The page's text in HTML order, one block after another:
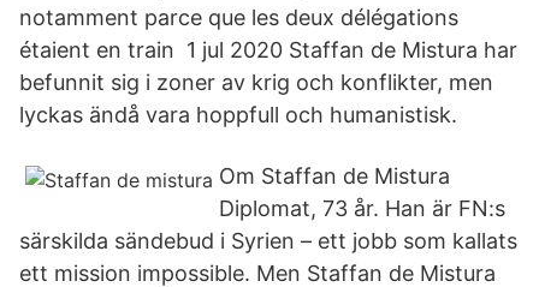
notamment parce que les deux délégations
étaient en train 1 jul 2020 Staffan de Mistura har
befunnit sig i zoner av krig och konflikter, men
lyckas ändå vara hoppfull och humanistisk.
Om Staffan de Mistura
Diplomat, 73 år. Han är FN:s
särskilda sändebud i Syrien – ett jobb som kallats
ett mission impossible. Men Staffan de Mistura